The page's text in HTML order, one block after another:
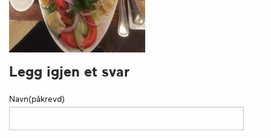
Legg igjen et svar
Navn(påkrevd)